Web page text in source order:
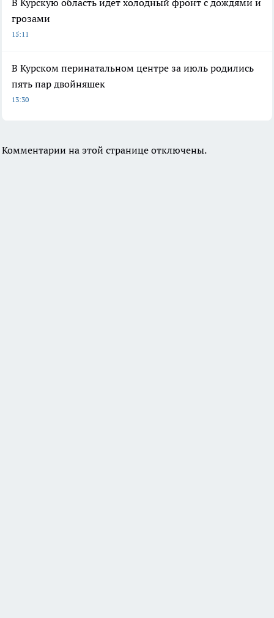
грозами
15:11
В Курском перинатальном центре за июль родились
пять пар двойняшек
13:30
Комментарии на этой странице отключены.